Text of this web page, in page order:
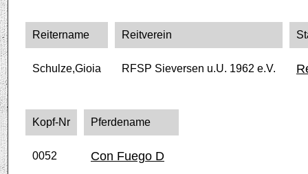
Reitername Reitverein
Schulze,Gioia RFSP Sieversen u.U. 1962 e.V.
Kopf-Nr Pferdename
0052 Con Fuego D